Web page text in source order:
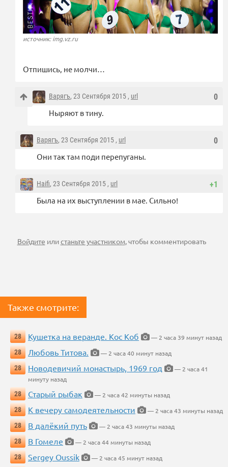
источник: img.vz.ru
Отпишись, не молчи…
0
Варягъ, 23 Сентября 2015 , url
Ныряют в тину.
0
Варягъ, 23 Сентября 2015 , url
Они так там поди перепуганы.
+1
Haifi, 23 Сентября 2015 , url
Была на их выступлении в мае. Сильно!
Войдите илистаньте участником, чтобы комментировать
Также смотрите:
28 Кушетка на веранде. Кос Коб
— 2 часа 39 минут назад
28
Любовь Титова.
— 2 часа 40 минут назад
28
Новодевичий монастырь, 1969 год
— 2 часа 41
минуту назад
28
Старый рыбак
— 2 часа 42 минуты назад
28
К вечеру самодеятельности
— 2 часа 43 минуты назад
28
В далёкий путь
— 2 часа 43 минуты назад
28
В Гомеле
— 2 часа 44 минуты назад
28
Sergey Oussik
— 2 часа 45 минут назад